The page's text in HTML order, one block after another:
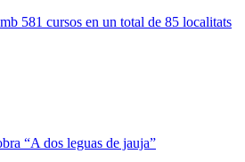
581 cursos en un total de 85 localitats
“A dos leguas de jauja”